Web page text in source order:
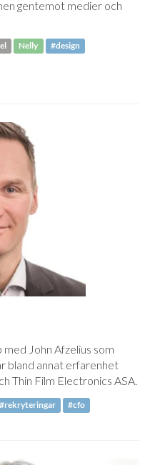
gentemot medier och
Nelly #design
John Afzelius som
bland annat erfarenhet
Thin Film Electronics ASA.
#rekryteringar #cfo